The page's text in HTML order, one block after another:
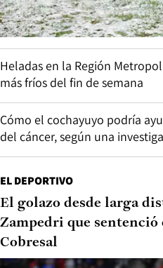
Heladas en la Región
más fríos del fin de semana
Cómo el cochayuyo podría
del cáncer, según una
EL DEPORTIVO
El golazo desde larga
Zampedri que
Cobresal